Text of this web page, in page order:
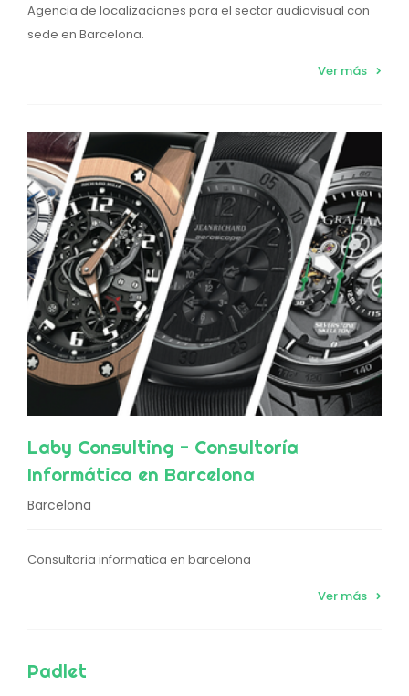
Agencia de localizaciones para el sector audiovisual con
sede en Barcelona.
Ver más
Laby Consulting - Consultoría
Informática en Barcelona
Barcelona
Consultoria informatica en barcelona
Ver más
Padlet